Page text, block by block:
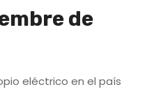
de
eléctrico en el país